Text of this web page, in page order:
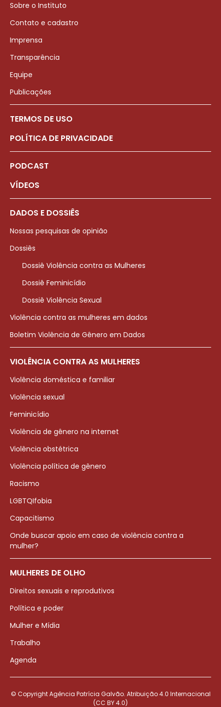
Sobre o Instituto
Contato e cadastro
Imprensa
Transparência
Equipe
Publicações
TERMOS DE USO
POLÍTICA DE PRIVACIDADE
PODCAST
VÍDEOS
DADOS E DOSSIÊS
Nossas pesquisas de opinião
Dossiês
Dossiê Violência contra as Mulheres
Dossiê Feminicídio
Dossiê Violência Sexual
Violência contra as mulheres em dados
Boletim Violência de Gênero em Dados
VIOLÊNCIA CONTRA AS MULHERES
Violência doméstica e familiar
Violência sexual
Feminicídio
Violência de gênero na internet
Violência obstétrica
Violência política de gênero
Racismo
LGBTQIfobia
Capacitismo
Onde buscar apoio em caso de violência contra a
mulher?
MULHERES DE OLHO
Direitos sexuais e reprodutivos
Política e poder
Mulher e Mídia
Trabalho
Agenda
© Copyright Agência Patrícia Galvão. Atribuição 4.0 Internacional
(CC BY 4.0)